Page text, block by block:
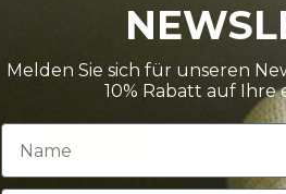
Melden Sie sich für unseren
10% Rabatt auf Ihre